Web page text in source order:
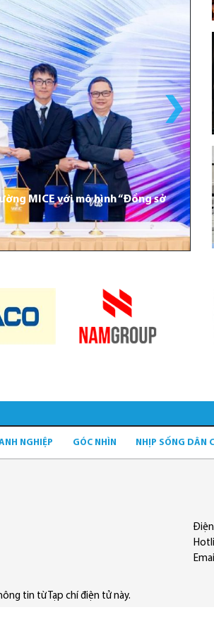
MICE với mô hình “Đồng sở
NGHIỆP GÓC NHÌN NHỊP SỐNG DÂN
tin từ Tạp chí điện tử này.